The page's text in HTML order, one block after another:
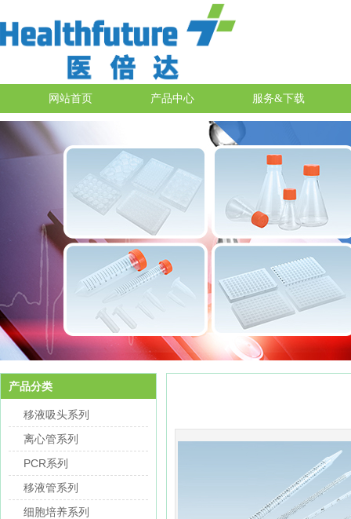
网站首页 产品中心 服务&下载
产品分类
移液吸头系列
离心管系列
PCR系列
移液管系列
细胞培养系列